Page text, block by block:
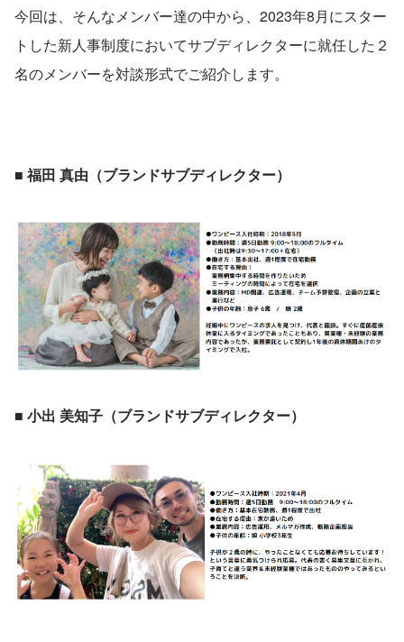
今回は、そんなメンバー達の中から、2023年8月にスター
トした新人事制度においてサブディレクターに就任した２
名のメンバーを対談形式でご紹介します。
■ 福田 真由（ブランドサブディレクター）
■ 小出 美知子（ブランドサブディレクター）